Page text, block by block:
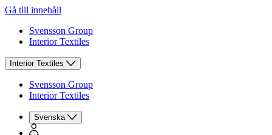
Gå till innehåll
Svensson Group
Interior Textiles
Interior Textiles
Svensson Group
Interior Textiles
Svenska